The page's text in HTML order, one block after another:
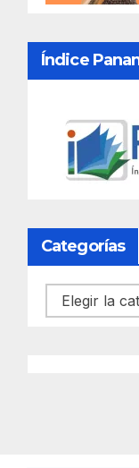
Índice
Categorías
Categorías